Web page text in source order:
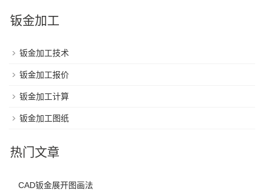
钣金加工
钣金加工技术
钣金加工报价
钣金加工计算
钣金加工图纸
热门文章
CAD钣金展开图画法